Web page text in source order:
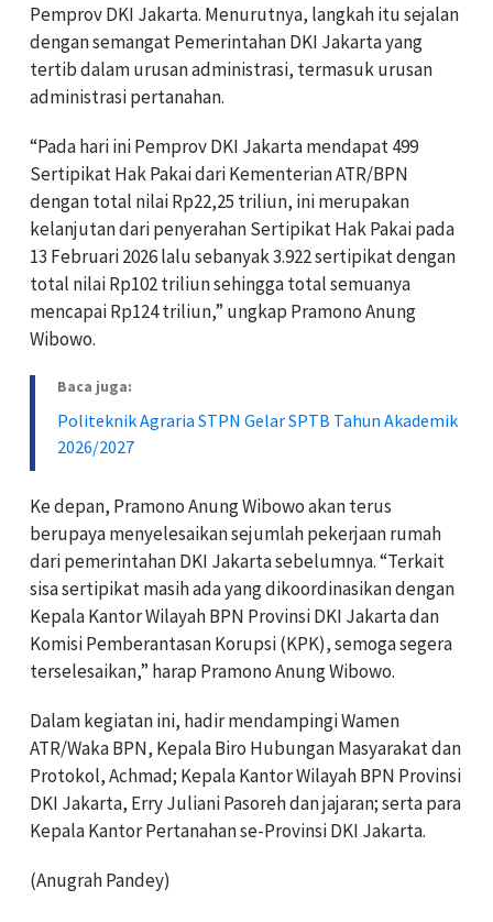
Pemprov DKI Jakarta. Menurutnya, langkah itu sejalan
dengan semangat Pemerintahan DKI Jakarta yang
tertib dalam urusan administrasi, termasuk urusan
administrasi pertanahan.
“Pada hari ini Pemprov DKI Jakarta mendapat 499
Sertipikat Hak Pakai dari Kementerian ATR/BPN
dengan total nilai Rp22,25 triliun, ini merupakan
kelanjutan dari penyerahan Sertipikat Hak Pakai pada
13 Februari 2026 lalu sebanyak 3.922 sertipikat dengan
total nilai Rp102 triliun sehingga total semuanya
mencapai Rp124 triliun,” ungkap Pramono Anung
Wibowo.
Baca juga:
Politeknik Agraria STPN Gelar SPTB Tahun Akademik
2026/2027
Ke depan, Pramono Anung Wibowo akan terus
berupaya menyelesaikan sejumlah pekerjaan rumah
dari pemerintahan DKI Jakarta sebelumnya. “Terkait
sisa sertipikat masih ada yang dikoordinasikan dengan
Kepala Kantor Wilayah BPN Provinsi DKI Jakarta dan
Komisi Pemberantasan Korupsi (KPK), semoga segera
terselesaikan,” harap Pramono Anung Wibowo.
Dalam kegiatan ini, hadir mendampingi Wamen
ATR/Waka BPN, Kepala Biro Hubungan Masyarakat dan
Protokol, Achmad; Kepala Kantor Wilayah BPN Provinsi
DKI Jakarta, Erry Juliani Pasoreh dan jajaran; serta para
Kepala Kantor Pertanahan se-Provinsi DKI Jakarta.
(Anugrah Pandey)